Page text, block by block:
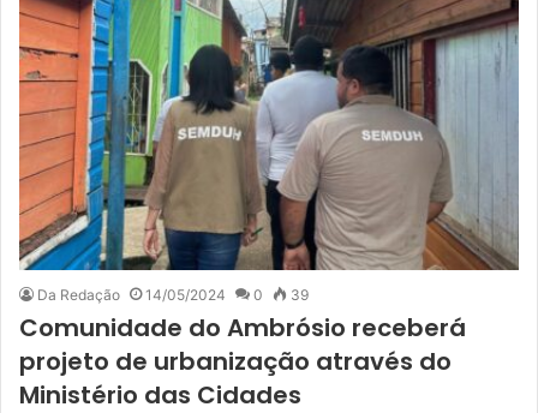
Da Redação 14/05/2024 0 39
Comunidade do Ambrósio receberá
projeto de urbanização através do
Ministério das Cidades